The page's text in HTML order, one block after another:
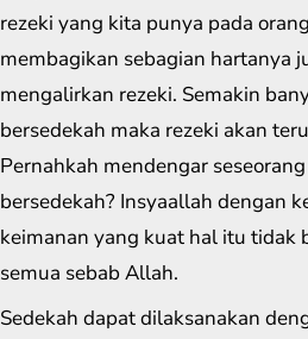
rezeki yang kita punya pada
membagikan sebagian hartanya
mengalirkan rezeki. Semakin
bersedekah maka rezeki akan
Pernahkah mendengar
bersedekah? Insyaallah dengan
keimanan yang kuat hal itu tidak
semua sebab Allah.
Sedekah dapat dilaksanakan